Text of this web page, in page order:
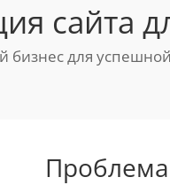
сайта
бизнес для